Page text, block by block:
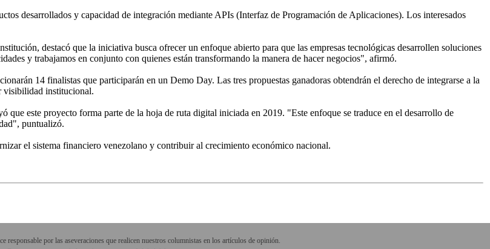
desarrollados y capacidad de integración mediante APIs (Interfaz de Programación de Aplicaciones). Los interesados
destacó que la iniciativa busca ofrecer un enfoque abierto para que las empresas tecnológicas desarrollen soluciones
y trabajamos en conjunto con quienes están transformando la manera de hacer negocios", afirmó.
14 finalistas que participarán en un Demo Day. Las tres propuestas ganadoras obtendrán el derecho de integrarse a la
visibilidad institucional.
este proyecto forma parte de la hoja de ruta digital iniciada en 2019. "Este enfoque se traduce en el desarrollo de
puntualizó.
el sistema financiero venezolano y contribuir al crecimiento económico nacional.
responsable por las aseveraciones que realicen nuestros columnistas en los artículos de opinión.